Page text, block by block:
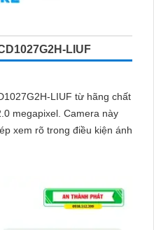
LIUF
LIUF từ hãng chất
Camera này
xem rõ trong điều kiện ánh